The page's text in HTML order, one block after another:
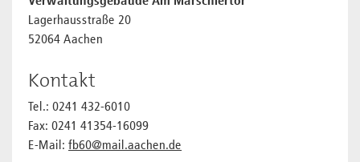
Lagerhausstraße 20
52064 Aachen
Kontakt
Tel.: 0241 432-6010
Fax: 0241 41354-16099
E-Mail: fb60@mail.aachen.de